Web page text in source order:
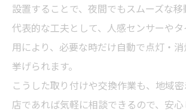
設置することで、夜間でもスムーズな移
代表的な工夫として、人感センサーや
用により、必要な時だけ自動で点灯・
挙げられます。
こうした取り付けや交換作業も、地域
店であれば気軽に相談できるので、安